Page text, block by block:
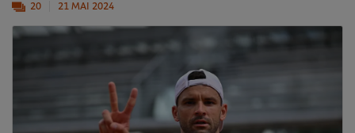
20 21 MAI 2024